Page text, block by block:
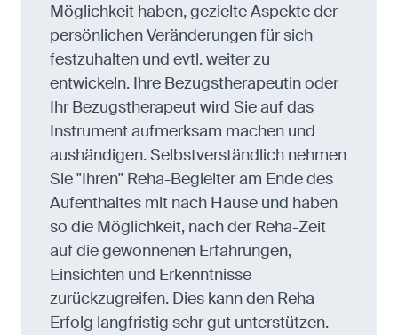
Möglichkeit haben, gezielte Aspekte der
persönlichen Veränderungen für sich
festzuhalten und evtl. weiter zu
entwickeln. Ihre Bezugstherapeutin oder
Ihr Bezugstherapeut wird Sie auf das
Instrument aufmerksam machen und
aushändigen. Selbstverständlich nehmen
Sie "Ihren" Reha-Begleiter am Ende des
Aufenthaltes mit nach Hause und haben
so die Möglichkeit, nach der Reha-Zeit
auf die gewonnenen Erfahrungen,
Einsichten und Erkenntnisse
zurückzugreifen. Dies kann den Reha-
Erfolg langfristig sehr gut unterstützen.